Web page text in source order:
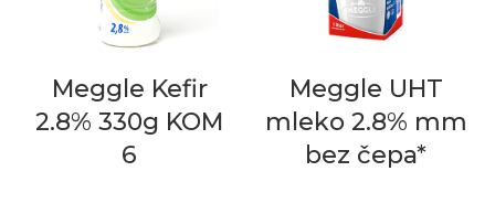
Meggle Kefir
2.8% 330g KOM
6
Meggle UHT
mleko 2.8% mm
bez čepa*